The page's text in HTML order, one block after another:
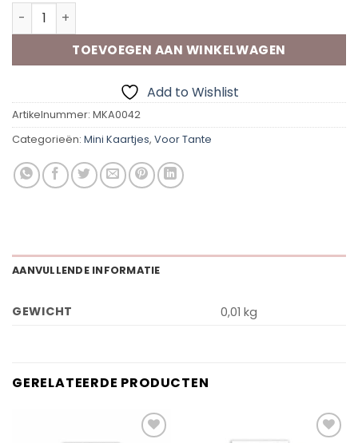
Mini Kaart | Tante aantal
TOEVOEGEN AAN WINKELWAGEN
Add to Wishlist
Artikelnummer: MKA0042
Categorieën: Mini Kaartjes, Voor Tante
AANVULLENDE INFORMATIE
GEWICHT 0,01 kg
GERELATEERDE PRODUCTEN